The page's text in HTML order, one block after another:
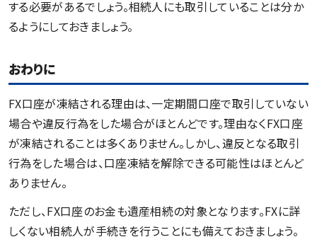
する必要があるでしょう。相続人にも取引していることは分か
るようにしておきましょう。
おわりに
FX口座が凍結される理由は、一定期間口座で取引していない
場合や違反行為をした場合がほとんどです。理由なくFX口座
が凍結されることは多くありません。しかし、違反となる取引
行為をした場合は、口座凍結を解除できる可能性はほとんど
ありません。
ただし、FX口座のお金も遺産相続の対象となります。FXに詳
しくない相続人が手続きを行うことにも備えておきましょう。